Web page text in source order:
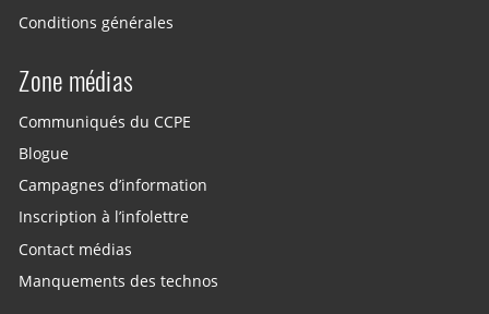
Conditions générales
Zone médias
Communiqués du CCPE
Blogue
Campagnes d’information
Inscription à l’infolettre
Contact médias
Manquements des technos